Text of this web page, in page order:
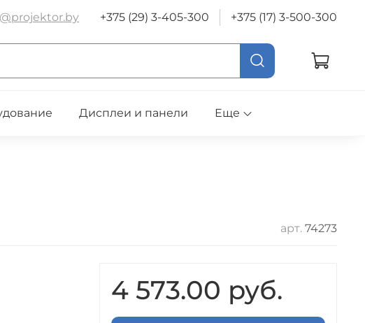
+375 (29) 3-405-300 +375 (17) 3-500-300
Дисплеи и панели Еще
арт. 74273
4 573.00 руб.